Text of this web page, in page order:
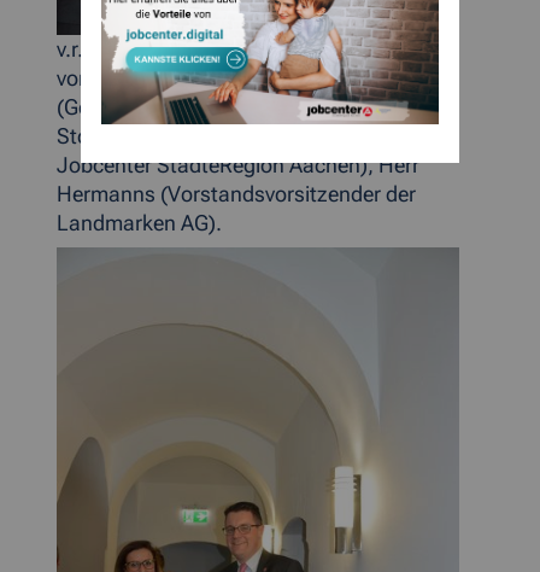
v.r.n.l Herr Dr. Grüttemeier (Bürgermeister
von Stolberg), Herr Alt
(Geschäftsstellenleiter von Jobcenter-
Stolberg), Herr Graaf (Geschäftsführer,
Jobcenter StädteRegion Aachen), Herr
Hermanns (Vorstandsvorsitzender der
Landmarken AG).